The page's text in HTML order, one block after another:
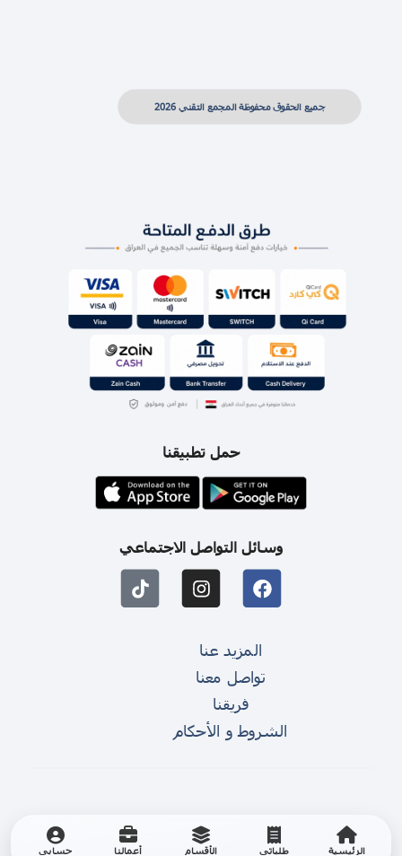
الرئيسية طلباتي الأقسام أعمالنا حسابي
جميع الحقوق محفوظة المجمع التقني 2026
حمل تطبيقنا
وسائل التواصل الاجتماعي
المزيد عنا
تواصل معنا
فريقنا
الشروط و الأحكام